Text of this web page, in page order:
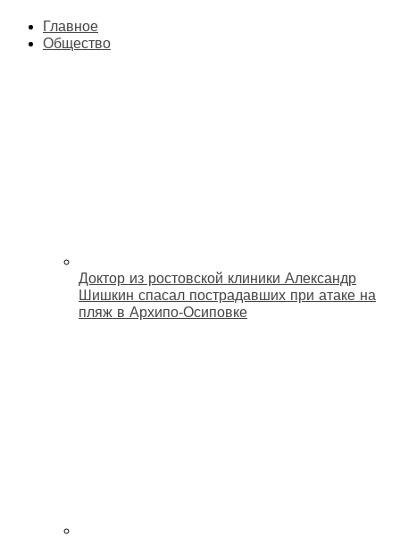
Главное
Общество
Доктор из ростовской клиники Александр
Шишкин спасал пострадавших при атаке на
пляж в Архипо‑Осиповке